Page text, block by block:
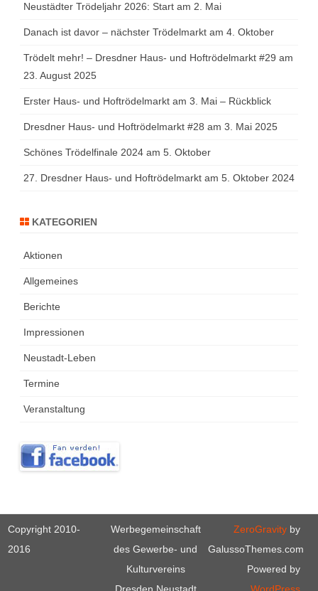
Neustädter Trödeljahr 2026: Start am 2. Mai
Danach ist davor – nächster Trödelmarkt am 4. Oktober
Trödelt mehr! – Dresdner Haus- und Hoftrödelmarkt #29 am
23. August 2025
Erster Haus- und Hoftrödelmarkt am 3. Mai – Rückblick
Dresdner Haus- und Hoftrödelmarkt #28 am 3. Mai 2025
Schönes Trödelfinale 2024 am 5. Oktober
27. Dresdner Haus- und Hoftrödelmarkt am 5. Oktober 2024
KATEGORIEN
Aktionen
Allgemeines
Berichte
Impressionen
Neustadt-Leben
Termine
Veranstaltung
Copyright 2010-
2016
Werbegemeinschaft
des Gewerbe- und
Kulturvereins
ZeroGravityby
GalussoThemes.com
Powered by